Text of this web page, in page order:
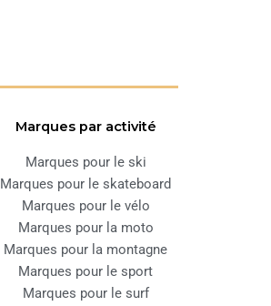
Marques par activité
Marques pour le ski
Marques pour le skateboard
Marques pour le vélo
Marques pour la moto
Marques pour la montagne
Marques pour le sport
Marques pour le surf